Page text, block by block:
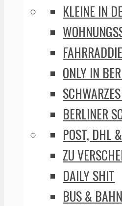
KLEINE IN
ONLY IN
BERLINER
POST, DHL
ZU
DAILY SHIT
BUS & BAHN